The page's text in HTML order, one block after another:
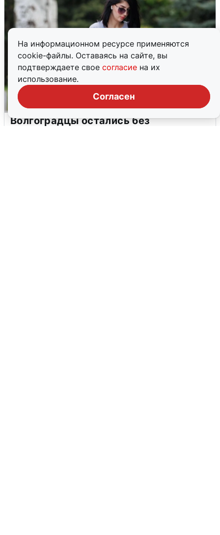
На информационном ресурсе применяются
cookie-файлы. Оставаясь на сайте, вы
подтверждаете свое согласие на их
использование.
Согласен
Волгоградцы остались без